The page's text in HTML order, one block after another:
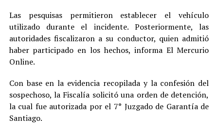
Las pesquisas permitieron establecer el vehículo
utilizado durante el incidente. Posteriormente, las
autoridades fiscalizaron a su conductor, quien admitió
haber participado en los hechos, informa El Mercurio
Online.
Con base en la evidencia recopilada y la confesión del
sospechoso, la Fiscalía solicitó una orden de detención,
la cual fue autorizada por el 7° Juzgado de Garantía de
Santiago.